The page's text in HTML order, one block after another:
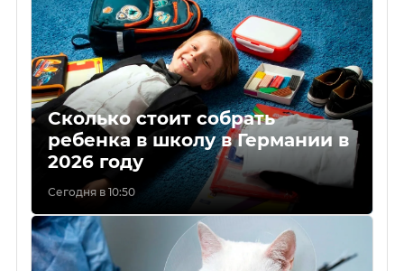
Сколько стоит собрать
ребенка в школу в Германии в
2026 году
Сегодня в 10:50